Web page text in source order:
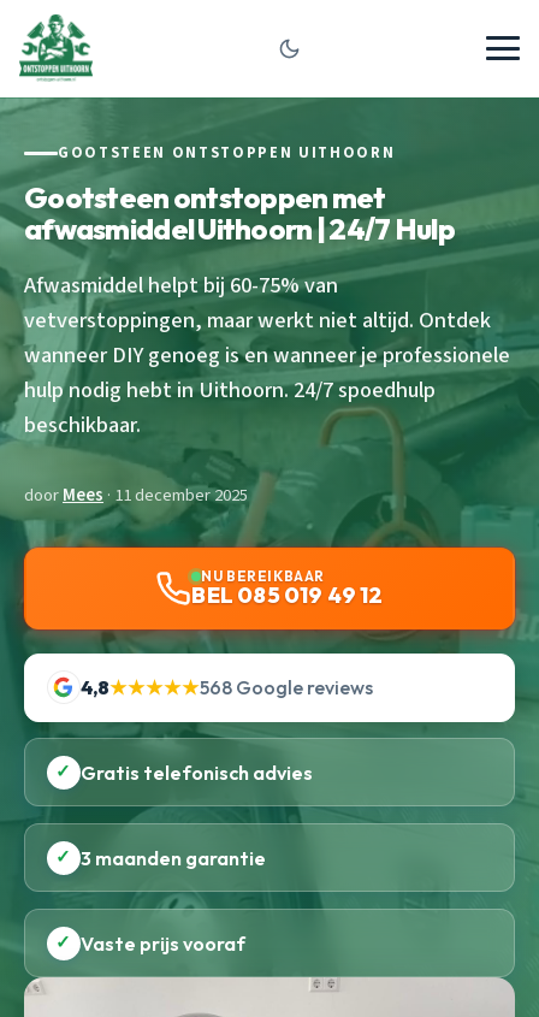
GOOTSTEEN ONTSTOPPEN UITHOORN
Gootsteen ontstoppen met
afwasmiddel Uithoorn | 24/7 Hulp
Afwasmiddel helpt bij 60-75% van
vetverstoppingen, maar werkt niet altijd. Ontdek
wanneer DIY genoeg is en wanneer je professionele
hulp nodig hebt in Uithoorn. 24/7 spoedhulp
beschikbaar.
doorMees · 11 december 2025
NU BEREIKBAAR
BEL 085 019 49 12
4,8★★★★★568 Google reviews
✓ Gratis telefonisch advies
✓ 3 maanden garantie
✓ Vaste prijs vooraf